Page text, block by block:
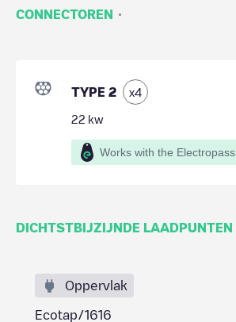
CONNECTOREN ·
TYPE 2 x4
22 kw
Works with the Electropass
DICHTSTBIJZIJNDE LAADPUNTEN
Oppervlak
Ecotap/1616